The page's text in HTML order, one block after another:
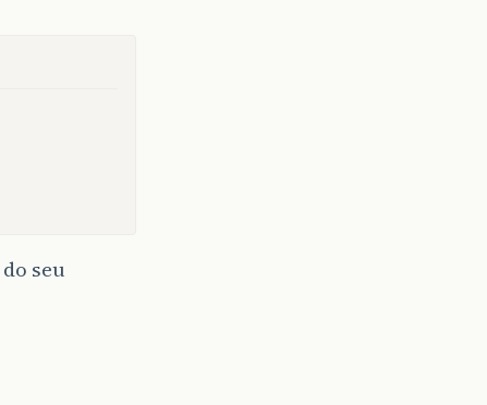
do seu